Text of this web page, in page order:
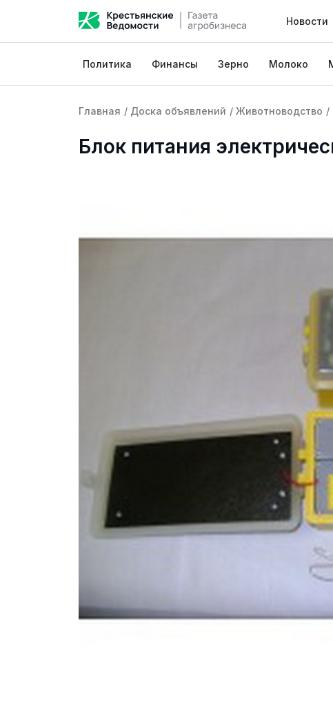
Новости
Политика Финансы Зерно Молоко
Главная / Доска объявлений / Животноводство /
Блок питания